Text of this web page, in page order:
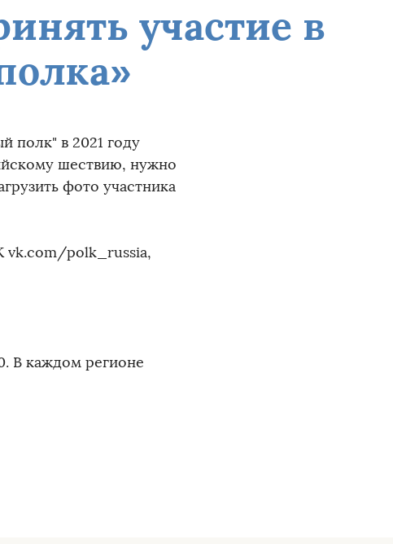
участие в
полк" в 2021 году
шествию, нужно
фото участника
vk.com/polk_russia,
В каждом регионе